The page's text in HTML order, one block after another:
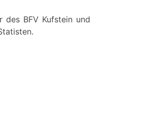
des BFV Kufstein und